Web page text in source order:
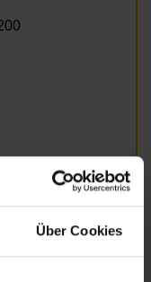
Über Cookies